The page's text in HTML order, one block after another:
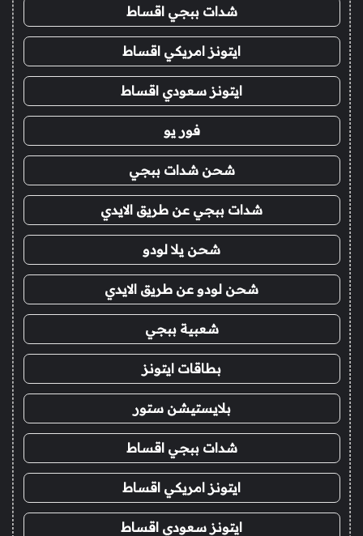
شدات ببجي اقساط
ايتونز امريكي اقساط
ايتونز سعودي اقساط
فور يو
شحن شدات ببجي
شدات ببجي عن طريق الايدي
شحن يلا لودو
شحن لودو عن طريق الايدي
شعبية ببجي
بطاقات ايتونز
بلايستيشن ستور
شدات ببجي اقساط
ايتونز امريكي اقساط
ايتونز سعودي اقساط